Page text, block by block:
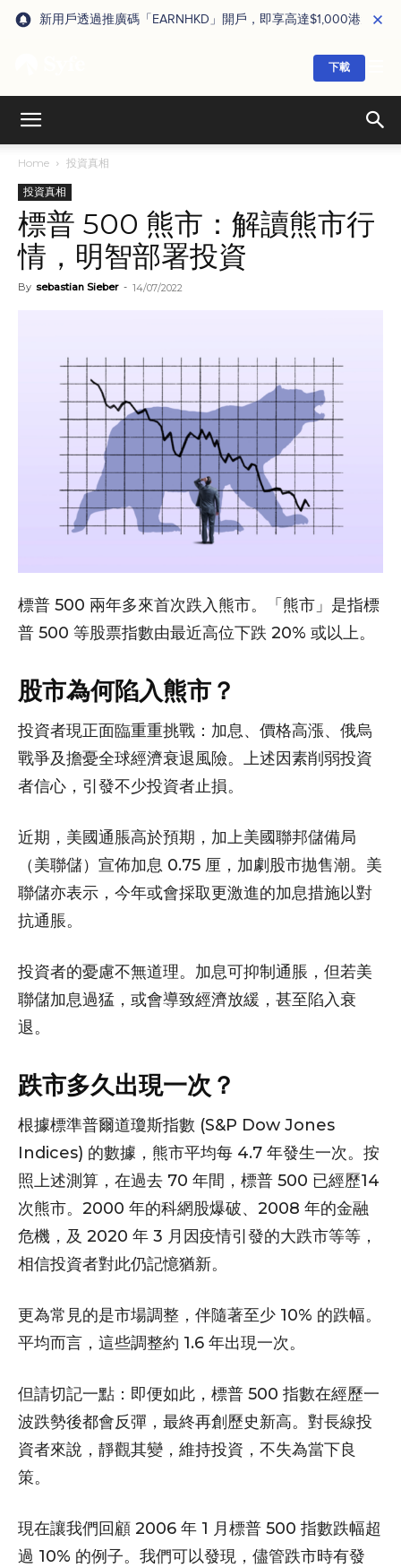
新用戶透過推廣碼「EARNHKD」開戶，即享高達$1,000港元獎賞
下載
Home 投資真相
投資真相
標普 500 熊市：解讀熊市行
情，明智部署投資
By sebastian Sieber - 14/07/2022
標普 500 兩年多來首次跌入熊市。「熊市」是指標
普 500 等股票指數由最近高位下跌 20% 或以上。
股市為何陷入熊市？
投資者現正面臨重重挑戰：加息、價格高漲、俄烏
戰爭及擔憂全球經濟衰退風險。上述因素削弱投資
者信心，引發不少投資者止損。
近期，美國通脹高於預期，加上美國聯邦儲備局
（美聯儲）宣佈加息 0.75 厘，加劇股市拋售潮。美
聯儲亦表示，今年或會採取更激進的加息措施以對
抗通脹。
投資者的憂慮不無道理。加息可抑制通脹，但若美
聯儲加息過猛，或會導致經濟放緩，甚至陷入衰
退。
跌市多久出現一次？
根據標準普爾道瓊斯指數 (S&P Dow Jones
Indices) 的數據，熊市平均每 4.7 年發生一次。按
照上述測算，在過去 70 年間，標普 500 已經歷14
次熊市。2000 年的科網股爆破、2008 年的金融
危機，及 2020 年 3 月因疫情引發的大跌市等等，
相信投資者對此仍記憶猶新。
更為常見的是市場調整，伴隨著至少 10% 的跌幅。
平均而言，這些調整約 1.6 年出現一次。
但請切記一點：即便如此，標普 500 指數在經歷一
波跌勢後都會反彈，最終再創歷史新高。對長線投
資者來說，靜觀其變，維持投資，不失為當下良
策。
現在讓我們回顧 2006 年 1 月標普 500 指數跌幅超
過 10% 的例子。我們可以發現，儘管跌市時有發